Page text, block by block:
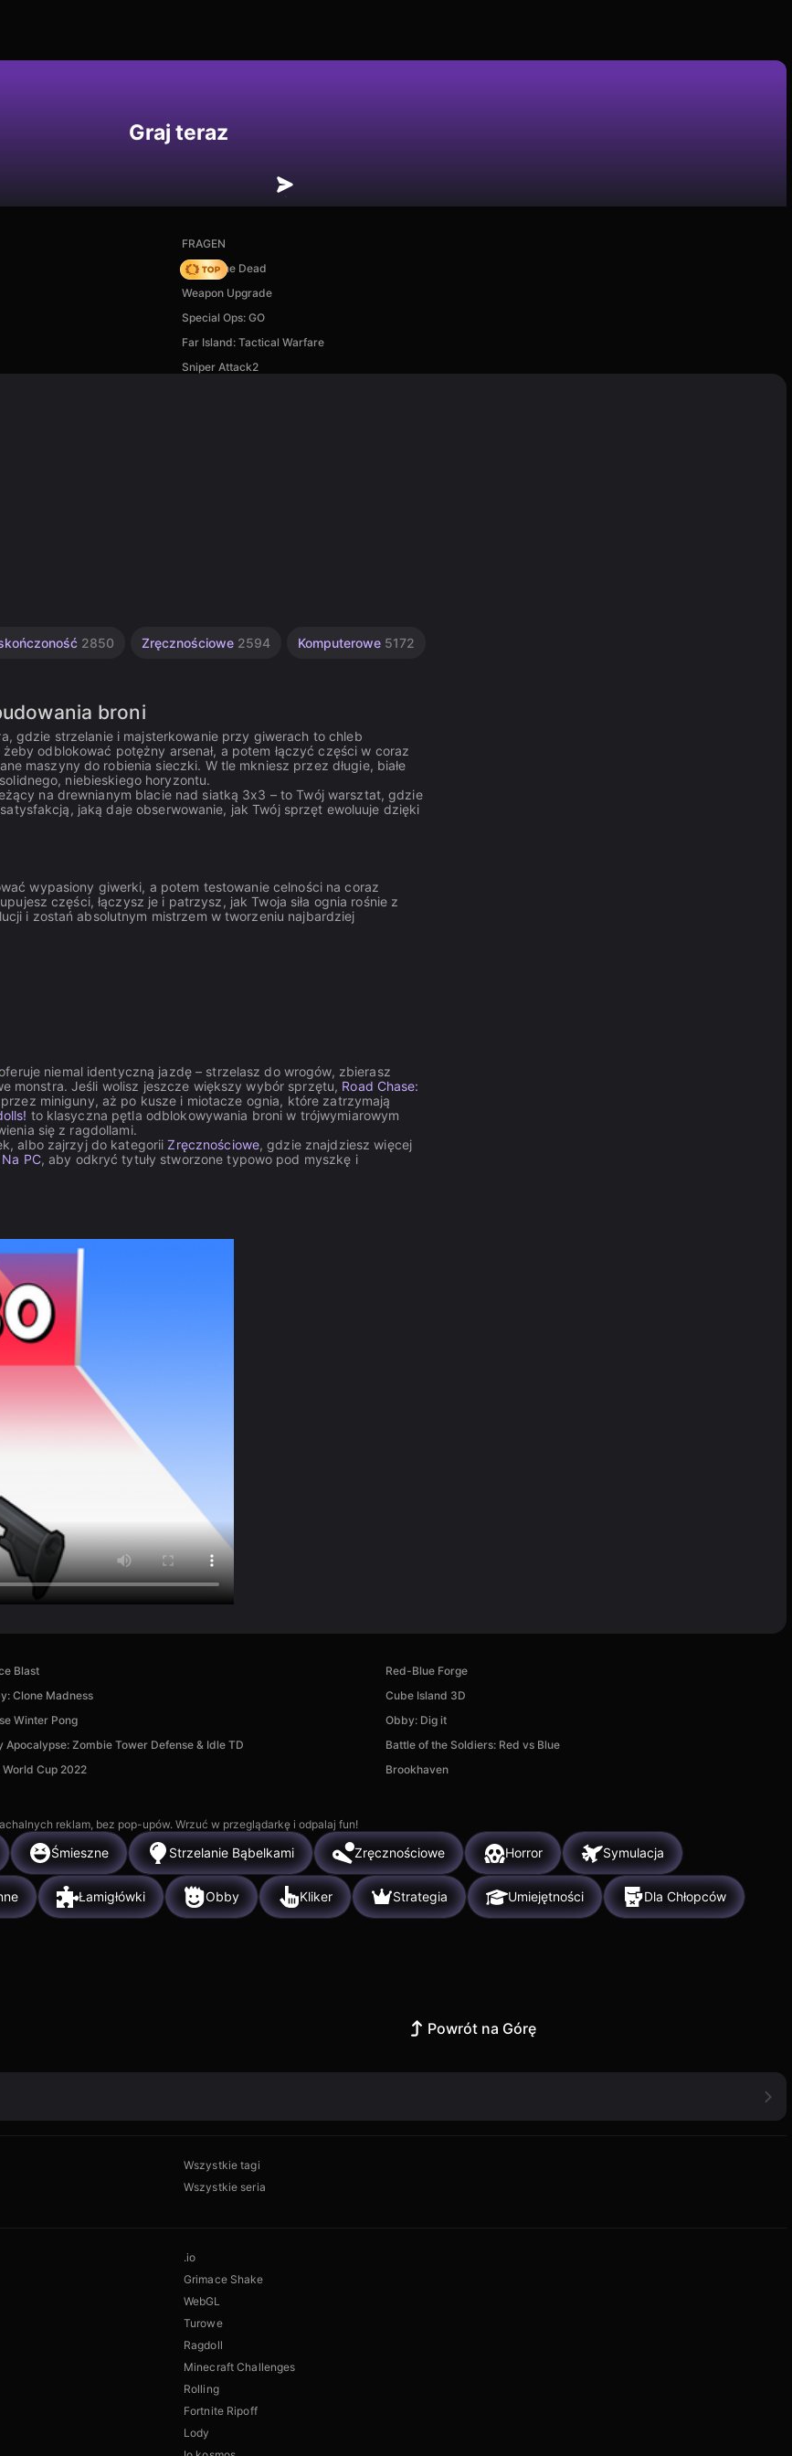
Graj teraz
FRAGEN
Rise of the Dead
Weapon Upgrade
Special Ops: GO
Far Island: Tactical Warfare
Sniper Attack2
2850 Zręcznościowe 2594 Komputerowe 5172
broni
gdzie strzelanie i majsterkowanie przy giwerach to chleb
odblokować potężny arsenał, a potem łączyć części w coraz
maszyny do robienia sieczki. W tle mkniesz przez długie, białe
niebieskiego horyzontu.
na drewnianym blacie nad siatką 3x3 – to Twój warsztat, gdzie
jaką daje obserwowanie, jak Twój sprzęt ewoluuje dzięki
wypasiony giwerki, a potem testowanie celności na coraz
części, łączysz je i patrzysz, jak Twoja siła ognia rośnie z
i zostań absolutnym mistrzem w tworzeniu najbardziej
niemal identyczną jazdę – strzelasz do wrogów, zbierasz
monstra. Jeśli wolisz jeszcze większy wybór sprzętu, Road Chase:
miniguny, aż po kusze i miotacze ognia, które zatrzymają
to klasyczna pętla odblokowywania broni w trójwymiarowym
się z ragdollami.
albo zajrzyj do kategoriiZręcznościowe, gdzie znajdziesz więcej
Na PC, aby odkryć tytuły stworzone typowo pod myszkę i
Blast
Red-Blue Forge
Clone Madness
Cube Island 3D
Winter Pong
Obby: Dig it
Apocalypse: Zombie Tower Defense & Idle TD
Battle of the Soldiers: Red vs Blue
World Cup 2022 Brookhaven
reklam, bez pop-upów. Wrzuć w przeglądarkę i odpalaj fun!
Śmieszne Strzelanie Bąbelkami Zręcznościowe Horror Symulacja
Łamigłówki Obby Kliker Strategia Umiejętności Dla Chłopców
Powrót na Górę
Wszystkie tagi
Wszystkie seria
.io
Grimace Shake
WebGL
Turowe
Ragdoll
Minecraft Challenges
Rolling
Fortnite Ripoff
Lody